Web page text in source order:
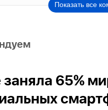
Показать все
заняла 65%